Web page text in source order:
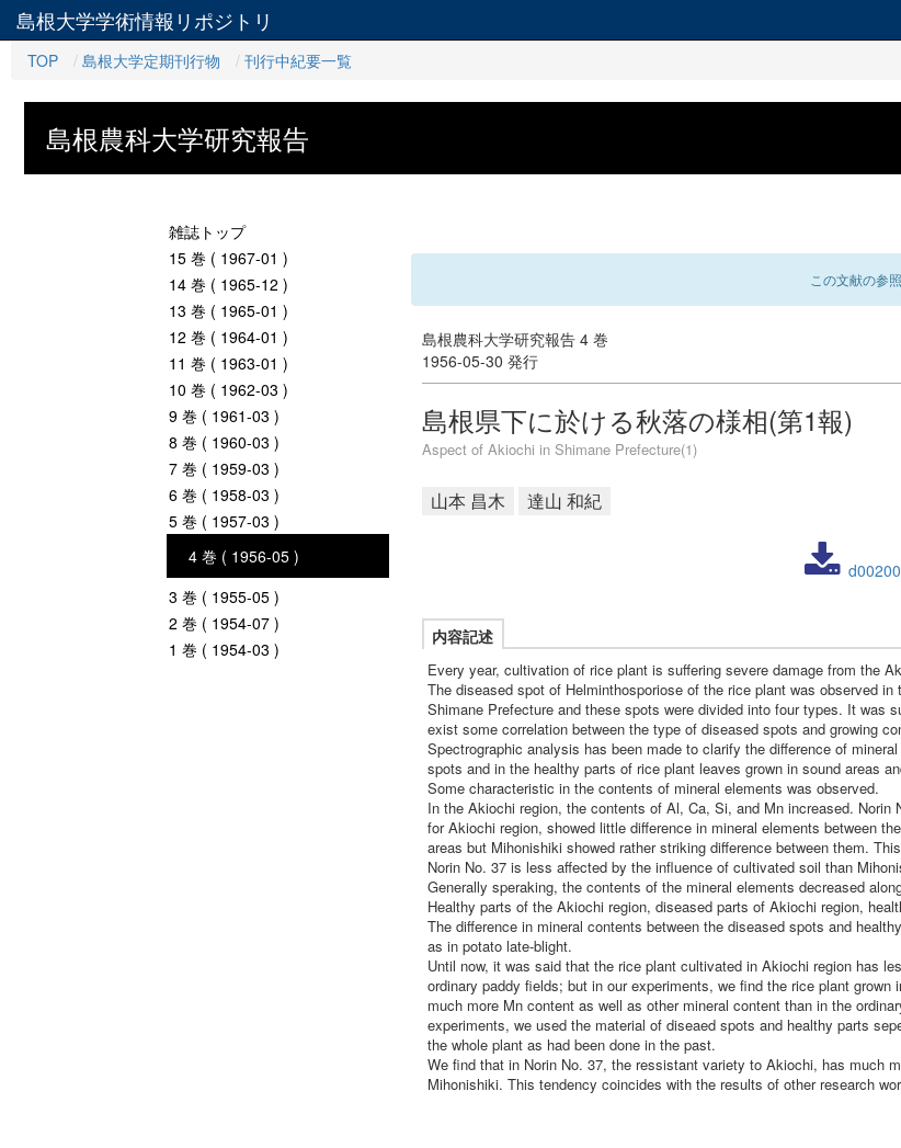
島根大学学術情報リポジトリ
TOP
島根大学定期刊行物 刊行中紀要一覧
島根農科大学研究報告
雑誌トップ
15 巻 ( 1967-01 )
14 巻 ( 1965-12 )
13 巻 ( 1965-01 )
12 巻 ( 1964-01 )
11 巻 ( 1963-01 )
10 巻 ( 1962-03 )
9 巻 ( 1961-03 )
8 巻 ( 1960-03 )
7 巻 ( 1959-03 )
6 巻 ( 1958-03 )
5 巻 ( 1957-03 )
4 巻 ( 1956-05 )
3 巻 ( 1955-05 )
2 巻 ( 1954-07 )
1 巻 ( 1954-03 )
この文献の参
島根農科大学研究報告 4 巻
1956-05-30 発行
島根県下に於ける秋落の様相(第1報)
Aspect of Akiochi in Shimane Prefecture(1)
山本 昌木 達山 和紀
内容記述
Every year, cultivation of rice plant is suffering severe damage from the
The diseased spot of Helminthosporiose of the rice plant was observed in
Shimane Prefecture and these spots were divided into four types. It was
exist some correlation between the type of diseased spots and growing
Spectrographic analysis has been made to clarify the difference of
spots and in the healthy parts of rice plant leaves grown in sound areas
Some characteristic in the contents of mineral elements was observed.
In the Akiochi region, the contents of Al, Ca, Si, and Mn increased. Norin
for Akiochi region, showed little difference in mineral elements between
areas but Mihonishiki showed rather striking difference between them.
Norin No. 37 is less affected by the influence of cultivated soil than
Generally speraking, the contents of the mineral elements decreased
Healthy parts of the Akiochi region, diseased parts of Akiochi region,
The difference in mineral contents between the diseased spots and
as in potato late-blight.
Until now, it was said that the rice plant cultivated in Akiochi region has
ordinary paddy fields; but in our experiments, we find the rice plant grown
much more Mn content as well as other mineral content than in the
experiments, we used the material of diseaed spots and healthy parts
the whole plant as had been done in the past.
We find that in Norin No. 37, the ressistant variety to Akiochi, has much
Mihonishiki. This tendency coincides with the results of other research